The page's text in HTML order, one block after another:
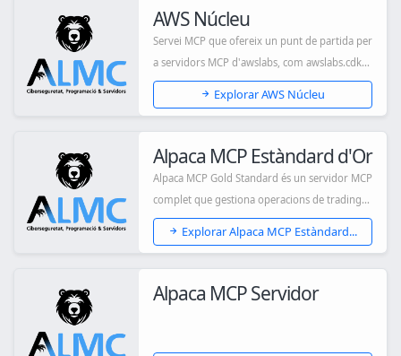
AWS Núcleu
Servei MCP que ofereix un punt de partida per
a servidors MCP d'awslabs, com awslabs.cdk-
m...
Explorar AWS Núcleu
Alpaca MCP Estàndard d'Or
Alpaca MCP Gold Standard és un servidor MCP
complet que gestiona operacions de trading
pro...
Explorar Alpaca MCP Estàndard...
Alpaca MCP Servidor